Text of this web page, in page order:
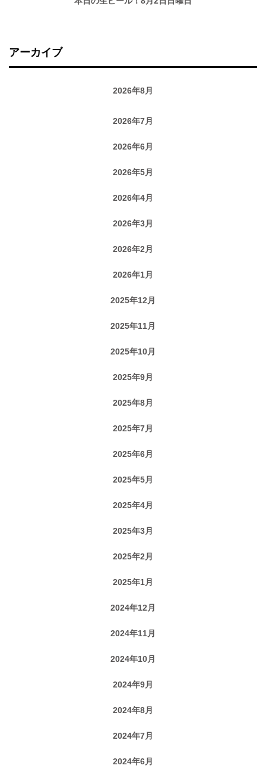
アーカイブ
2026年8月
2026年7月
2026年6月
2026年5月
2026年4月
2026年3月
2026年2月
2026年1月
2025年12月
2025年11月
2025年10月
2025年9月
2025年8月
2025年7月
2025年6月
2025年5月
2025年4月
2025年3月
2025年2月
2025年1月
2024年12月
2024年11月
2024年10月
2024年9月
2024年8月
2024年7月
2024年6月